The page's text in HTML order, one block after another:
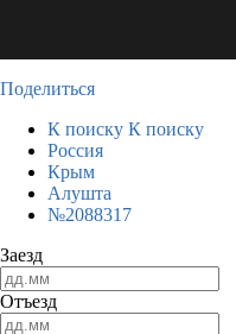
Поделиться
К поиску К поиску
Россия
Крым
Алушта
№2088317
Заезд
Отъезд